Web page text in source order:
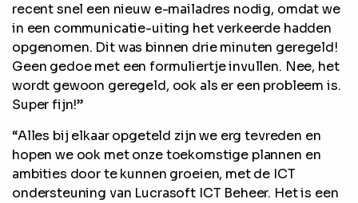
recent snel een nieuw e-mailadres nodig, omdat we
in een communicatie-uiting het verkeerde hadden
opgenomen. Dit was binnen drie minuten geregeld!
Geen gedoe met een formuliertje invullen. Nee, het
wordt gewoon geregeld, ook als er een probleem is.
Super fijn!”
“Alles bij elkaar opgeteld zijn we erg tevreden en
hopen we ook met onze toekomstige plannen en
ambities door te kunnen groeien, met de ICT
ondersteuning van Lucrasoft ICT Beheer. Het is een